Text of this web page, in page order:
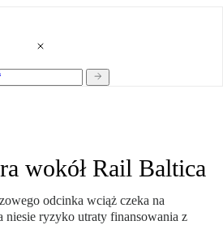
wokół Rail Baltica
odcinka wciąż czeka na
niesie ryzyko utraty finansowania z